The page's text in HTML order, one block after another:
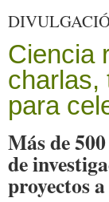
Ciencia
charlas,
para
Más de
de
proyectos